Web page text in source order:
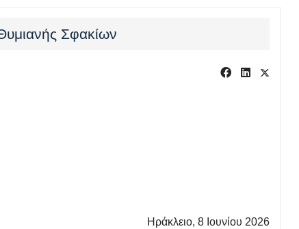
Σφακίων
Ηράκλειο, 8 Ιουνίου 2026